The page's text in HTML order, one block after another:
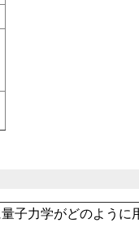
子力学がどのように